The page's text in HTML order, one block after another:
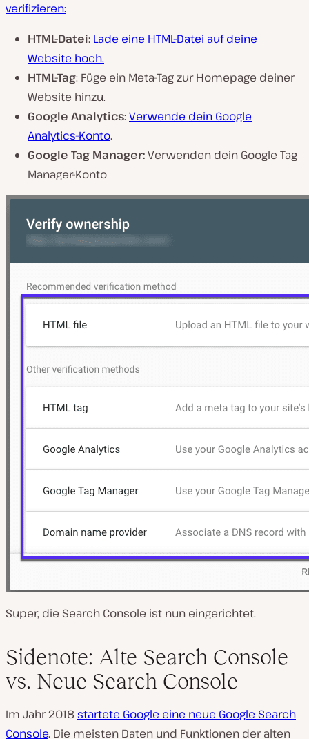
verifizieren:
HTML-Datei: Lade eine HTML-Datei auf deine
Website hoch.
HTML-Tag: Füge ein Meta-Tag zur Homepage deiner
Website hinzu.
Google Analytics: Verwende dein Google
Analytics-Konto.
Google Tag Manager:Verwenden dein Google Tag
Manager-Konto
Super, die Search Console ist nun eingerichtet.
Sidenote: Alte Search Console
vs. Neue Search Console
Im Jahr 2018 startete Google eine neue Google Search
Console. Die meisten Daten und Funktionen der alten